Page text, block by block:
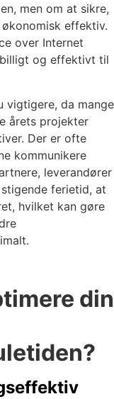
men om at sikre,
effektiv.
over Internet
og effektivt til
vigtigere, da mange
årets projekter
Der er ofte
kommunikere
leverandører
ferietid, at
hvilket kan gøre
din